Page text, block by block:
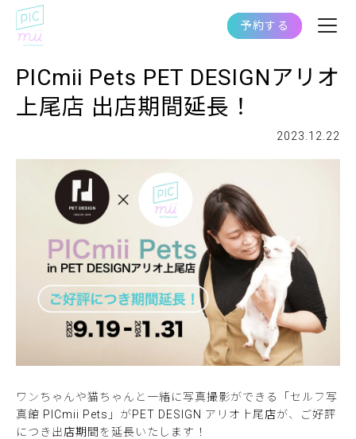
予約する
PICmii Pets PET DESIGNアリオ
上尾店 出店期間延長！
2023.12.22
ワンちゃんや猫ちゃんと一緒に写真撮影ができる「セルフ写
真館 PICmii Pets」がPET DESIGN アリオ上尾店が、ご好評
につき出店期間を延長いたします！